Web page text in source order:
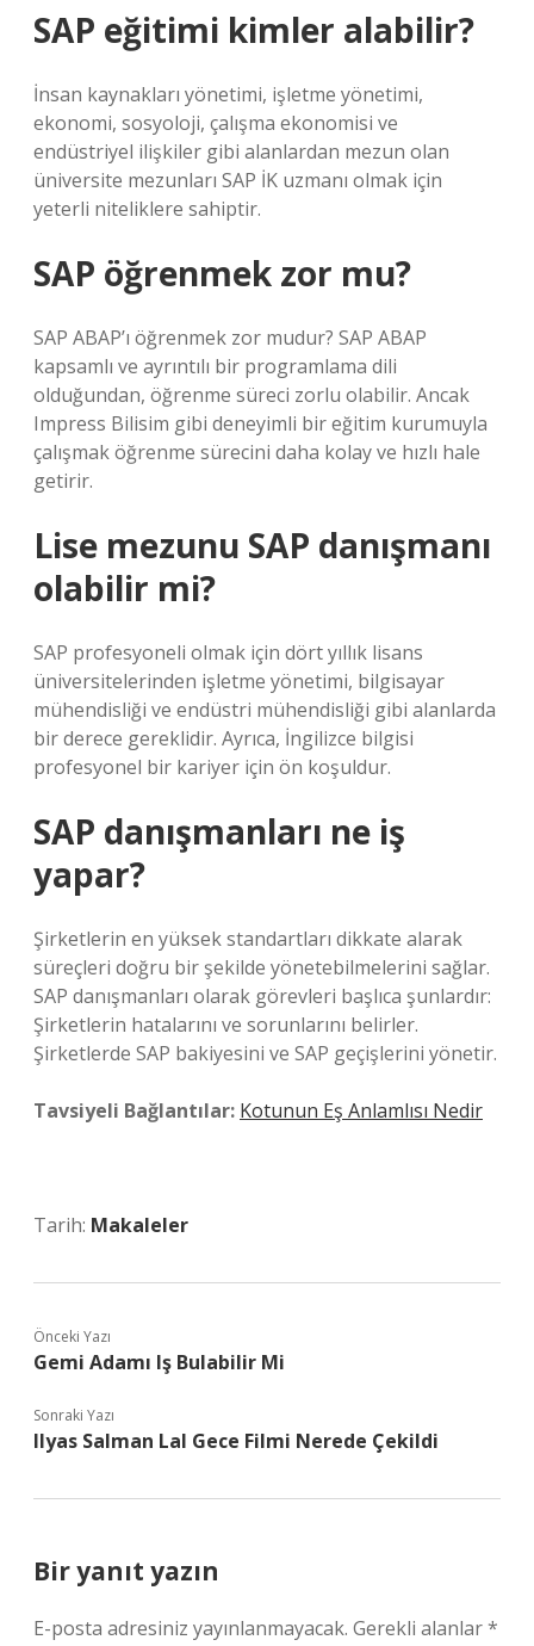
SAP eğitimi kimler alabilir?
İnsan kaynakları yönetimi, işletme yönetimi,
ekonomi, sosyoloji, çalışma ekonomisi ve
endüstriyel ilişkiler gibi alanlardan mezun olan
üniversite mezunları SAP İK uzmanı olmak için
yeterli niteliklere sahiptir.
SAP öğrenmek zor mu?
SAP ABAP’ı öğrenmek zor mudur? SAP ABAP
kapsamlı ve ayrıntılı bir programlama dili
olduğundan, öğrenme süreci zorlu olabilir. Ancak
Impress Bilisim gibi deneyimli bir eğitim kurumuyla
çalışmak öğrenme sürecini daha kolay ve hızlı hale
getirir.
Lise mezunu SAP danışmanı
olabilir mi?
SAP profesyoneli olmak için dört yıllık lisans
üniversitelerinden işletme yönetimi, bilgisayar
mühendisliği ve endüstri mühendisliği gibi alanlarda
bir derece gereklidir. Ayrıca, İngilizce bilgisi
profesyonel bir kariyer için ön koşuldur.
SAP danışmanları ne iş
yapar?
Şirketlerin en yüksek standartları dikkate alarak
süreçleri doğru bir şekilde yönetebilmelerini sağlar.
SAP danışmanları olarak görevleri başlıca şunlardır:
Şirketlerin hatalarını ve sorunlarını belirler.
Şirketlerde SAP bakiyesini ve SAP geçişlerini yönetir.
Tavsiyeli Bağlantılar: Kotunun Eş Anlamlısı Nedir
Tarih: Makaleler
Önceki Yazı
Gemi Adamı Iş Bulabilir Mi
Sonraki Yazı
Ilyas Salman Lal Gece Filmi Nerede Çekildi
Bir yanıt yazın
E-posta adresiniz yayınlanmayacak. Gerekli alanlar*